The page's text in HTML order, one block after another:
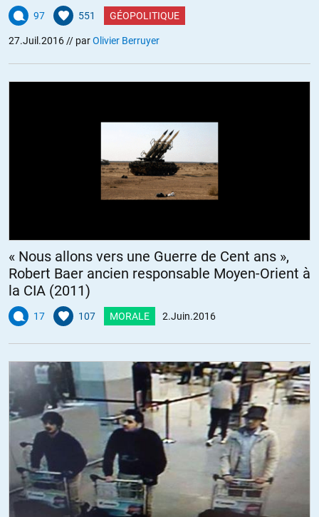
97 551 GÉOPOLITIQUE
27.Juil.2016// parOlivier Berruyer
« Nous allons vers une Guerre de Cent ans »,
Robert Baer ancien responsable Moyen-Orient à
la CIA (2011)
17 107 MORALE 2.Juin.2016